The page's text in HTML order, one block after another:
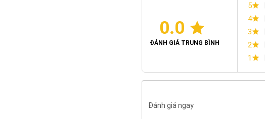
0.0
ĐÁNH GIÁ TRUNG BÌNH
5
4
3
2
1
Đánh giá ngay